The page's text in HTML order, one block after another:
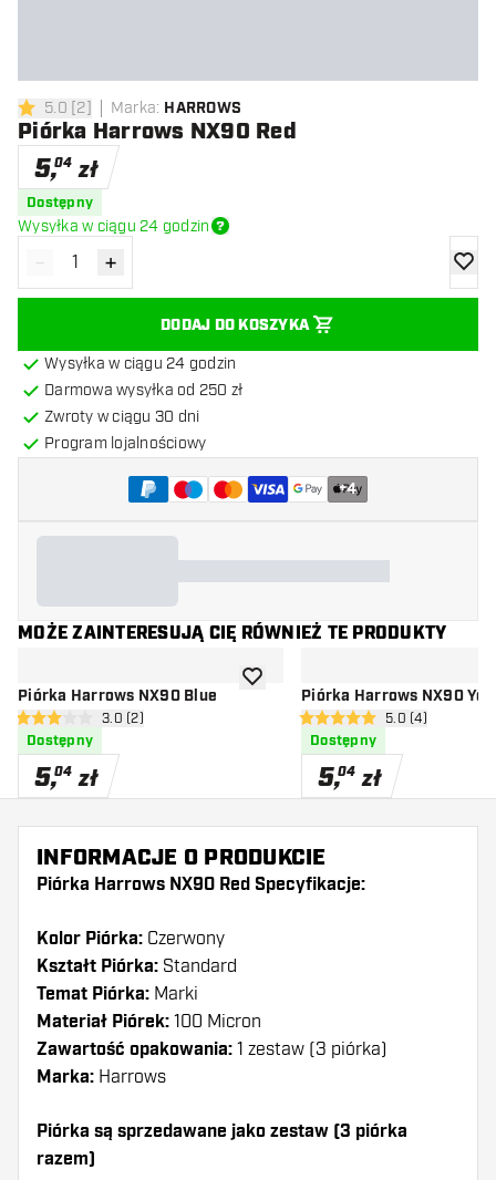
5 gwiazdki oceny
5.0 [2] Marka: HARROWS
Piórka Harrows NX90 Red
5,04 zł
Dostępny
Wysyłka w ciągu 24 godzin
Zmniejsz ilość
- Zwiększ ilość
+
DODAJ DO KOSZYKA
Wysyłka w ciągu 24 godzin
Darmowa wysyłka od 250 zł
Zwroty w ciągu 30 dni
Program lojalnościowy
+4
MOŻE ZAINTERESUJĄ CIĘ RÓWNIEŻ TE PRODUKTY
Piórka Harrows NX90 Blue
otwórz panel recenzji
3 gwiazdki oceny3.0 (2)
Dostępny
5,04 zł
dodaj do listy życzeń
Piórka Harrows NX90
otwórz panel
5 gwiazdki oceny5.0 (4)
Dostępny
5,04 zł
INFORMACJE O PRODUKCIE
Piórka Harrows NX90 Red Specyfikacje:
Kolor Piórka: Czerwony
Kształt Piórka: Standard
Temat Piórka: Marki
Materiał Piórek: 100 Micron
Zawartość opakowania: 1 zestaw (3 piórka)
Marka: Harrows
Piórka są sprzedawane jako zestaw (3 piórka
razem)